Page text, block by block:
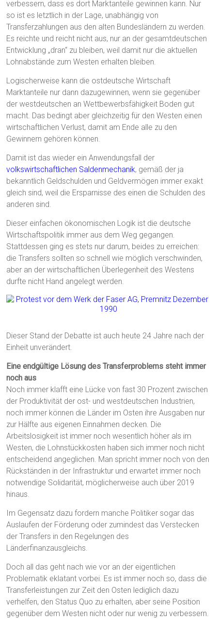
verbessern, dass es dort Marktanteile gewinnen kann. Nur
so ist es letztlich in der Lage, unabhängig von
Transferzahlungen aus den alten Bundesländern zu werden.
Es reichte und reicht nicht aus, nur an der gesamtdeutschen
Entwicklung „dran“ zu bleiben, weil damit nur die aktuellen
Lohnabstände zum Westen erhalten bleiben.
Logischerweise kann die ostdeutsche Wirtschaft
Marktanteile nur dann dazugewinnen, wenn sie gegenüber
der westdeutschen an Wettbewerbsfähigkeit Boden gut
macht. Das bedingt aber gleichzeitig für den Westen einen
wirtschaftlichen Verlust, damit am Ende alle zu den
Gewinnern gehören können.
Damit ist das wieder ein Anwendungsfall der
volkswirtschaftlichen Saldenmechanik, gemäß der ja
bekanntlich Geldschulden und Geldvermögen immer exakt
gleich sind, weil die Ersparnisse des einen die Schulden des
anderen sind.
Dieser einfachen ökonomischen Logik ist die deutsche
Wirtschaftspolitik immer aus dem Weg gegangen.
Stattdessen ging es stets nur darum, beides zu erreichen:
die Transfers sollten so schnell wie möglich verschwinden,
aber an der wirtschaftlichen Überlegenheit des Westens
durfte nicht Hand angelegt werden.
Dieser Stand der Debatte ist auch heute 24 Jahre nach der
Einheit unverändert.
Eine endgültige Lösung des Transferproblems steht immer
noch aus
Noch immer klafft eine Lücke von fast 30 Prozent zwischen
der Produktivität der ost- und westdeutschen Industrien,
noch immer können die Länder im Osten ihre Ausgaben nur
zur Hälfte aus eigenen Einnahmen decken. Die
Arbeitslosigkeit ist immer noch wesentlich höher als im
Westen, die Lohnstückkosten haben sich immer noch nicht
entscheidend angeglichen. Man spricht immer noch von den
Rückständen in der Infrastruktur und erwartet immer noch
notwendige Solidarität, möglicherweise auch über 2019
hinaus.
Im Gegensatz dazu fordern manche Politiker sogar das
Auslaufen der Förderung oder zumindest das Verstecken
der Transfers in den Regelungen des
Länderfinanzausgleichs.
Doch all das geht nach wie vor an der eigentlichen
Problematik eklatant vorbei. Es ist immer noch so, dass die
Transferleistungen zur Zeit den Osten lediglich dazu
verhelfen, den Status Quo zu erhalten, aber seine Position
gegenüber dem Westen nicht oder nur wenig zu verbessern.